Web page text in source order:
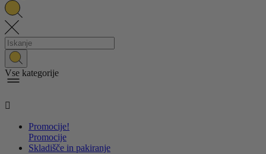
Vse kategorije

Promocije!
Promocije
Skladišče in pakiranje